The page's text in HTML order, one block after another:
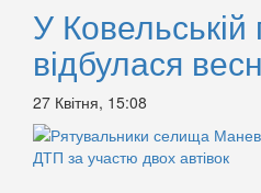
У Ковельській
відбулася
27 Квітня, 15:08